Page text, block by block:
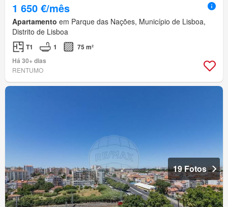
1 650 €/mês
Apartamento em Parque das Nações, Município de Lisboa,
Distrito de Lisboa
T1 1
75 m²
Há 30+ dias
RENTUMO
19 Fotos